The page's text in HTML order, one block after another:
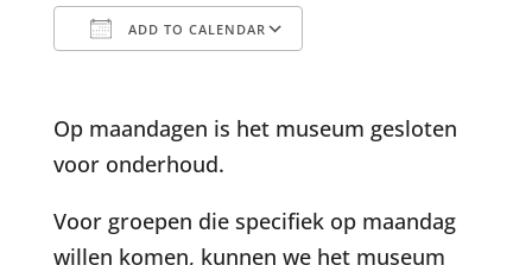
ADD TO CALENDAR
Op maandagen is het museum gesloten
voor onderhoud.
Voor groepen die specifiek op maandag
willen komen, kunnen we het museum